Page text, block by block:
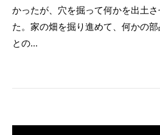
かったが、穴を掘って何かを出土
た。家の畑を掘り進めて、何かの
との...